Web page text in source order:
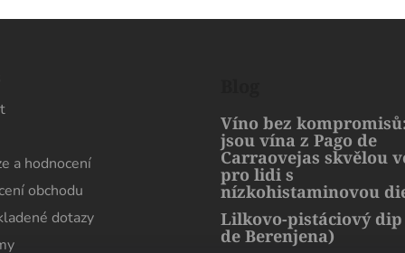
a hodnocení
obchodu
dotazy
Víno bez
jsou vína z Pago de
Carraovejas skvělou
pro lidi s
nízkohistaminovou
Lilkovo-pistáciový
de Berenjena)